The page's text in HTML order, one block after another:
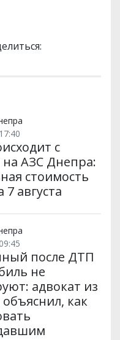
с
АЗС Днепра:
стоимость
7 августа
после ДТП
не
адвокат из
как